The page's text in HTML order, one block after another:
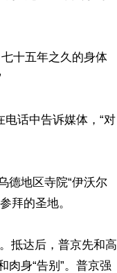
十五年之久的身体
话中告诉媒体，“对
德地区寺院“伊沃尔
拜的圣地。
抵达后，普京先和高
肉身“告别”。普京强